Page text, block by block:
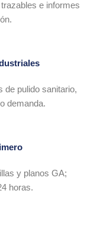
e informes
de pulido sanitario,
demanda.
y planos GA;
horas.